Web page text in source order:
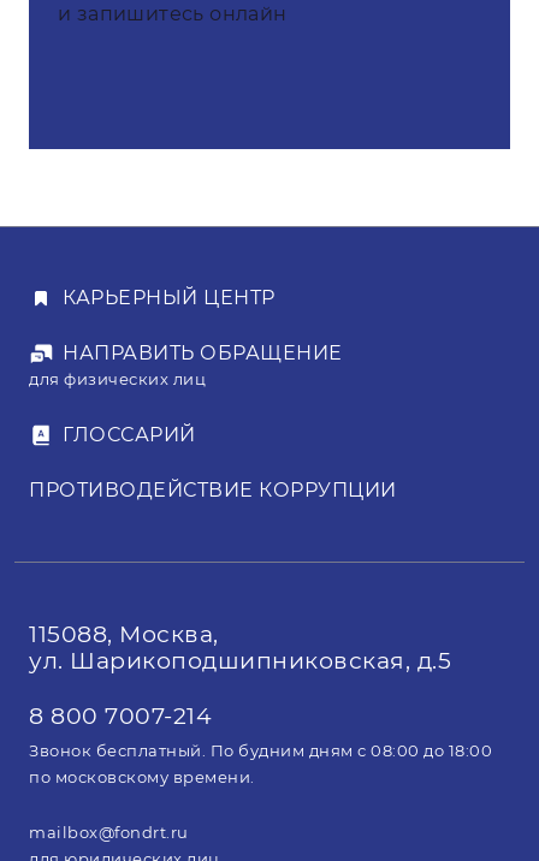
и запишитесь онлайн
КАРЬЕРНЫЙ ЦЕНТР
НАПРАВИТЬ ОБРАЩЕНИЕ
для физических лиц
ГЛОССАРИЙ
ПРОТИВОДЕЙСТВИЕ КОРРУПЦИИ
115088, Москва,
ул. Шарикоподшипниковская, д.5
8 800 7007-214
Звонок бесплатный. По будним дням с 08:00 до 18:00
по московскому времени.
mailbox@fondrt.ru